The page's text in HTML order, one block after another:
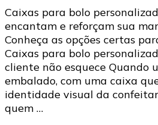
Caixas para bolo
encantam e reforçam sua
Conheça as opções certas
Caixas para bolo
cliente não esquece Quando
embalado, com uma caixa
identidade visual da
quem …